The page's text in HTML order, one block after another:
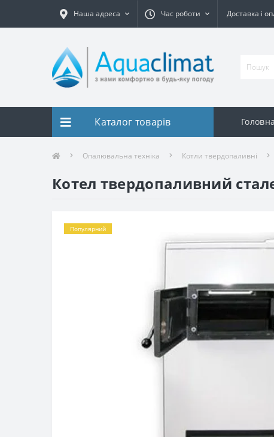
Наша адреса Час роботи Доставка і
Каталог товарів Головна
Опалювальна техніка Котли твердопаливні
Котел твердопаливний
Популярний